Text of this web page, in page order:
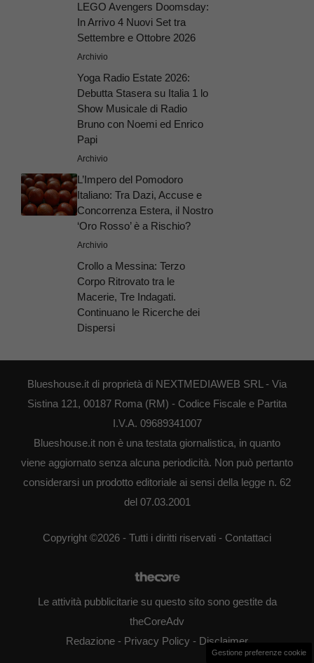
LEGO Avengers Doomsday:
In Arrivo 4 Nuovi Set tra
Settembre e Ottobre 2026
Archivio
Yoga Radio Estate 2026:
Debutta Stasera su Italia 1 lo
Show Musicale di Radio
Bruno con Noemi ed Enrico
Papi
Archivio
L’Impero del Pomodoro
Italiano: Tra Dazi, Accuse e
Concorrenza Estera, il Nostro
‘Oro Rosso’ è a Rischio?
Archivio
Crollo a Messina: Terzo
Corpo Ritrovato tra le
Macerie, Tre Indagati.
Continuano le Ricerche dei
Dispersi
Blueshouse.it di proprietà di NEXTMEDIAWEB SRL - Via
Sistina 121, 00187 Roma (RM) - Codice Fiscale e Partita
I.V.A. 09689341007
Blueshouse.it non è una testata giornalistica, in quanto
viene aggiornato senza alcuna periodicità. Non può pertanto
considerarsi un prodotto editoriale ai sensi della legge n. 62
del 07.03.2001
Copyright ©2026 - Tutti i diritti riservati - Contattaci
Le attività pubblicitarie su questo sito sono gestite da
theCoreAdv
Redazione - Privacy Policy - Disclaimer
Gestione preferenze cookie